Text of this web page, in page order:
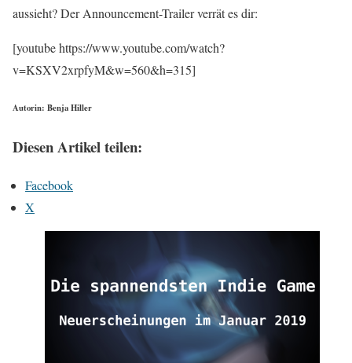
aussieht? Der Announcement-Trailer verrät es dir:
[youtube https://www.youtube.com/watch?
v=KSXV2xrpfyM&w=560&h=315]
Autorin: Benja Hiller
Diesen Artikel teilen:
Facebook
X